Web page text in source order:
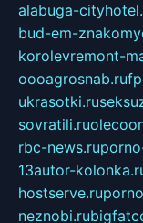
alabuga-
bud-em-
korolevremont-
oooagrosnab.ru
ukrasotki.ru
sovratili.ru
rbc-news.ru
13autor-
hostserve.ru
neznobi.ru